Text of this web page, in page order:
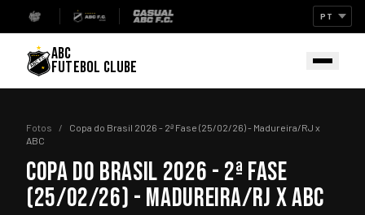
ABC
FUTEBOL CLUBE
Fotos /
Copa do Brasil 2026 - 2ª Fase (25/02/26) - Madureira/RJ x
ABC
COPA DO BRASIL 2026 - 2ª FASE
(25/02/26) - MADUREIRA/RJ X ABC